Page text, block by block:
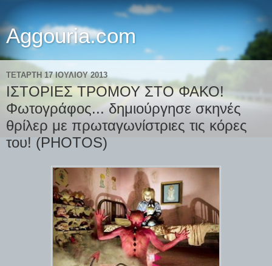
Aggouria.com
ΤΕΤΆΡΤΗ 17 ΙΟΥΛΊΟΥ 2013
ΙΣΤΟΡΙΕΣ ΤΡΟΜΟΥ ΣΤΟ ΦΑΚΟ!
Φωτογράφος... δημιούργησε σκηνές
θρίλερ με πρωταγωνίστριες τις κόρες
του! (PHOTOS)